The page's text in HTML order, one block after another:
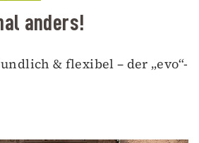
anders!
& flexibel – der „evo“-